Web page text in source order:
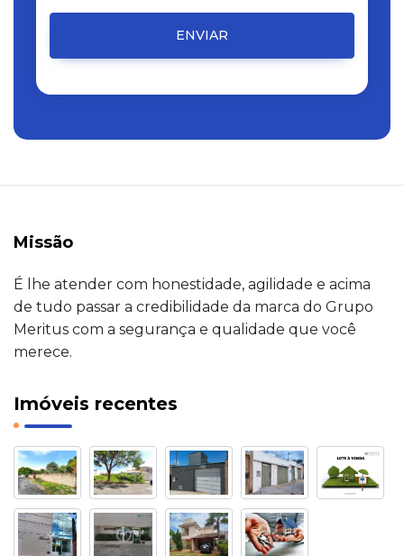
ENVIAR
Missão
É lhe atender com honestidade, agilidade e acima
de tudo passar a credibilidade da marca do Grupo
Meritus com a segurança e qualidade que você
merece.
Imóveis recentes